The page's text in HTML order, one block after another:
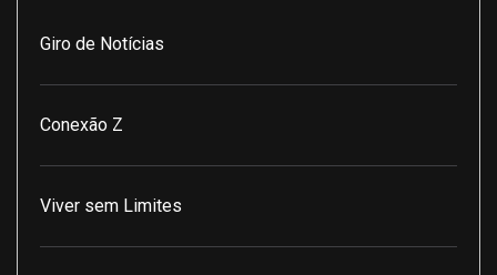
Giro de Notícias
Conexão Z
Viver sem Limites